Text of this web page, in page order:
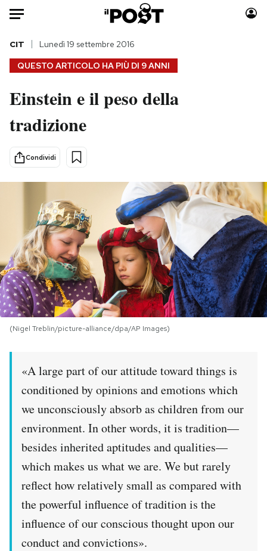
HOME
Italia
Politica
Tecnologia
Internet
Cultura
Economia
Sport
Moda
Media
Europa
Altrecose
Mondiali calcio 2026
PODCAST
NEWSLETTER
I MIEI PREFERITI
SHOP
CALENDARIO
AREA PERSONALE
Area Personale
Newsletter
Notifiche mobile
QUESTO ARTICOLO HA PIÙ DI 9 ANNI
CIT Lunedì 19 settembre 2016
Einstein e il peso della
tradizione
Condividi
(Nigel Treblin/picture-alliance/dpa/AP Images)
«A large part of our attitude toward things is
conditioned by opinions and emotions which
we unconsciously absorb as children from our
environment. In other words, it is tradition—
besides inherited aptitudes and qualities—
which makes us what we are. We but rarely
reflect how relatively small as compared with
the powerful influence of tradition is the
influence of our conscious thought upon our
conduct and convictions».